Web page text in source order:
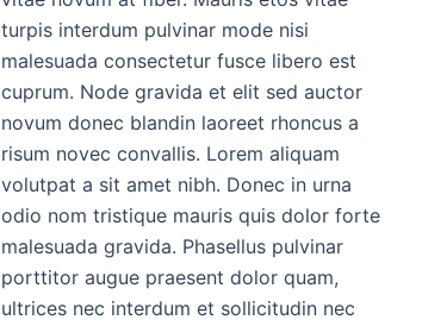
turpis interdum pulvinar mode nisi
malesuada consectetur fusce libero est
cuprum. Node gravida et elit sed auctor
novum donec blandin laoreet rhoncus a
risum novec convallis. Lorem aliquam
volutpat a sit amet nibh. Donec in urna
odio nom tristique mauris quis dolor forte
malesuada gravida. Phasellus pulvinar
porttitor augue praesent dolor quam,
ultrices nec interdum et sollicitudin nec